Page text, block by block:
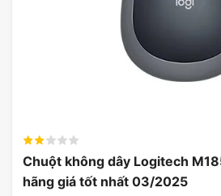
Chuột không dây Logitech
hãng giá tốt nhất 03/2025